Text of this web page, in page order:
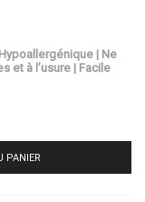
| Ne
et à l’usure | Facile
PANIER